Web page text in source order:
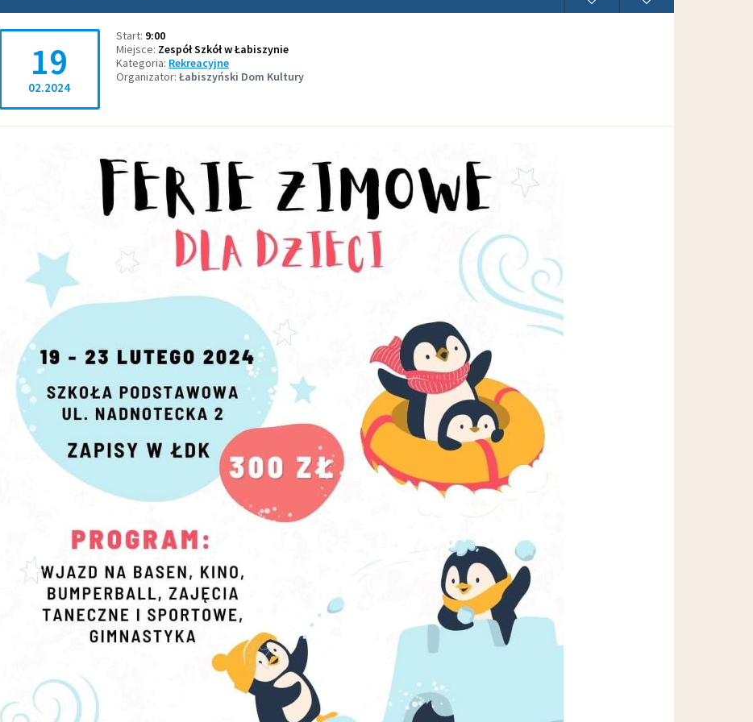
Marina i wypozyczalnia - godziny otwarcia w sezonie 2026 Wypożyczalnia sprzętu OTWARTA!
19
02.2024
Start 9:00
Miejsce Zespół Szkół w Łabiszynie
Kategoria Rekreacyjne
Organizator Łabiszyński Dom Kultury